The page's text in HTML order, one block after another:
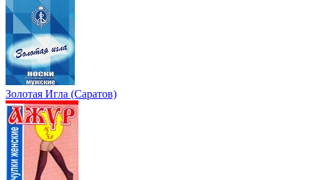
Золотая Игла (Саратов)